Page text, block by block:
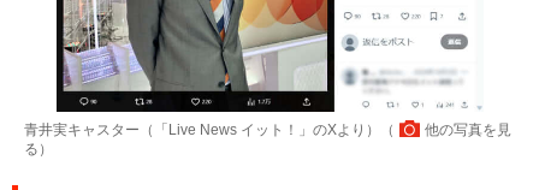
青井実キャスター（「Live News イット！」のXより）（
他の写真を見
る ）